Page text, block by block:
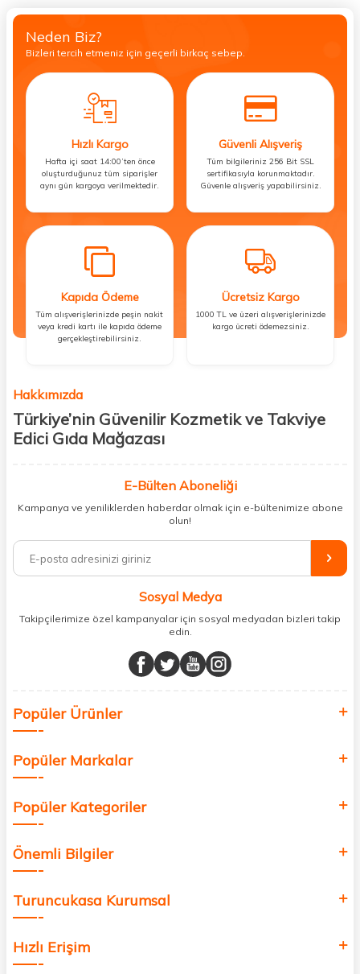
Neden Biz?
Bizleri tercih etmeniz için geçerli birkaç sebep.
Hızlı Kargo
Hafta içi saat 14:00’ten önce
oluşturduğunuz tüm siparişler
aynı gün kargoya verilmektedir.
Güvenli Alışveriş
Tüm bilgileriniz 256 Bit SSL
sertifikasıyla korunmaktadır.
Güvenle alışveriş yapabilirsiniz.
Kapıda Ödeme
Tüm alışverişlerinizde peşin nakit
veya kredi kartı ile kapıda ödeme
gerçekleştirebilirsiniz.
Ücretsiz Kargo
1000 TL ve üzeri alışverişlerinizde
kargo ücreti ödemezsiniz.
Hakkımızda
Türkiye’nin Güvenilir Kozmetik ve Takviye
Edici Gıda Mağazası
kişisel bakım hem de takviye edici gıda ürünlerini sizlerle
buluşturuyoruz. Artık mağaza mağaza dolaşmanıza gerek yok;
ihtiyacınız olan her şeyi tek bir çatı altında topluyor ve kapınıza kadar
%100 orijinal kozmetik ve sağlık ürünleriyle güzelliğinizi tamamlayabilir,
vücudunuzu desteklemek için güvenilir takviye edici gıdalara
minerallere kadar binlerce ürünü uygun fiyat ve hızlı kargo avantajıyla
sunuyoruz.
buluşturuyor ve online alışveriş deneyiminizi en iyi hale getiriyoruz.
Sağlık, güzellik ve iyi yaşam için aradığınız her şey burada!
değer katmak için bize katılın!
E-Bülten Aboneliği
Kampanya ve yeniliklerden haberdar olmak için e-bültenimize abone
olun!
Sosyal Medya
Takipçilerimize özel kampanyalar için sosyal medyadan bizleri takip
edin.
Popüler Ürünler
Popüler Markalar
Popüler Kategoriler
Önemli Bilgiler
Turuncukasa Kurumsal
Hızlı Erişim